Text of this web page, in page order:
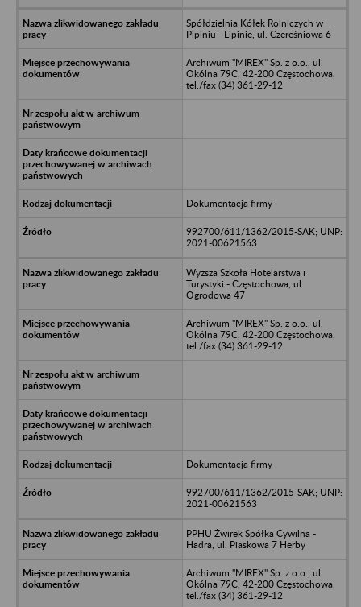
Spółdzielnia Kółek Rolniczych w
Pipiniu - Lipinie, ul. Czereśniowa 6
Archiwum "MIREX" Sp. z o.o., ul.
Okólna 79C, 42-200 Częstochowa,
tel./fax (34) 361-29-12
Dokumentacja firmy
992700/611/1362/2015-SAK; UNP:
2021-00621563
Wyższa Szkoła Hotelarstwa i
Turystyki - Częstochowa, ul.
Ogrodowa 47
Archiwum "MIREX" Sp. z o.o., ul.
Okólna 79C, 42-200 Częstochowa,
tel./fax (34) 361-29-12
Dokumentacja firmy
992700/611/1362/2015-SAK; UNP:
2021-00621563
PPHU Żwirek Spółka Cywilna -
Hadra, ul. Piaskowa 7 Herby
Archiwum "MIREX" Sp. z o.o., ul.
Okólna 79C, 42-200 Częstochowa,
tel./fax (34) 361-29-12